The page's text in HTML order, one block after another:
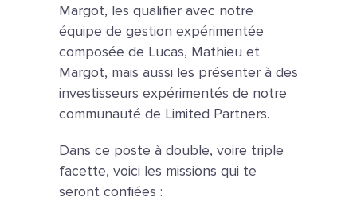
Margot, les qualifier avec notre
équipe de gestion expérimentée
composée de Lucas, Mathieu et
Margot, mais aussi les présenter à des
investisseurs expérimentés de notre
communauté de Limited Partners.
Dans ce poste à double, voire triple
facette, voici les missions qui te
seront confiées :